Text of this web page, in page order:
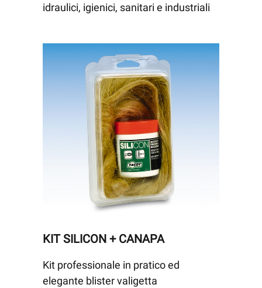
idraulici, igienici, sanitari e industriali
KIT SILICON + CANAPA
Kit professionale in pratico ed
elegante blister valigetta